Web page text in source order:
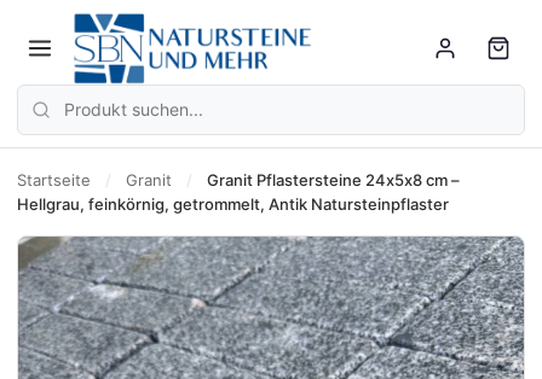
Startseite / Granit /
Granit Pflastersteine 24x5x8 cm –
Hellgrau, feinkörnig, getrommelt, Antik Natursteinpflaster